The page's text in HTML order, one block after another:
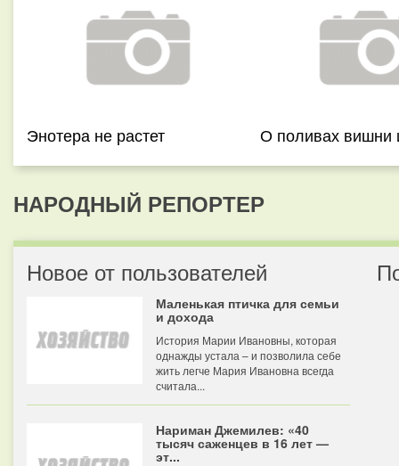
Энотера не растет О поливах вишни
НАРОДНЫЙ РЕПОРТЕР
Новое от пользователей
Маленькая птичка для семьи
и дохода
История Марии Ивановны, которая
однажды устала – и позволила себе
жить легче Мария Ивановна всегда
считала...
Нариман Джемилев: «40
тысяч саженцев в 16 лет —
эт...